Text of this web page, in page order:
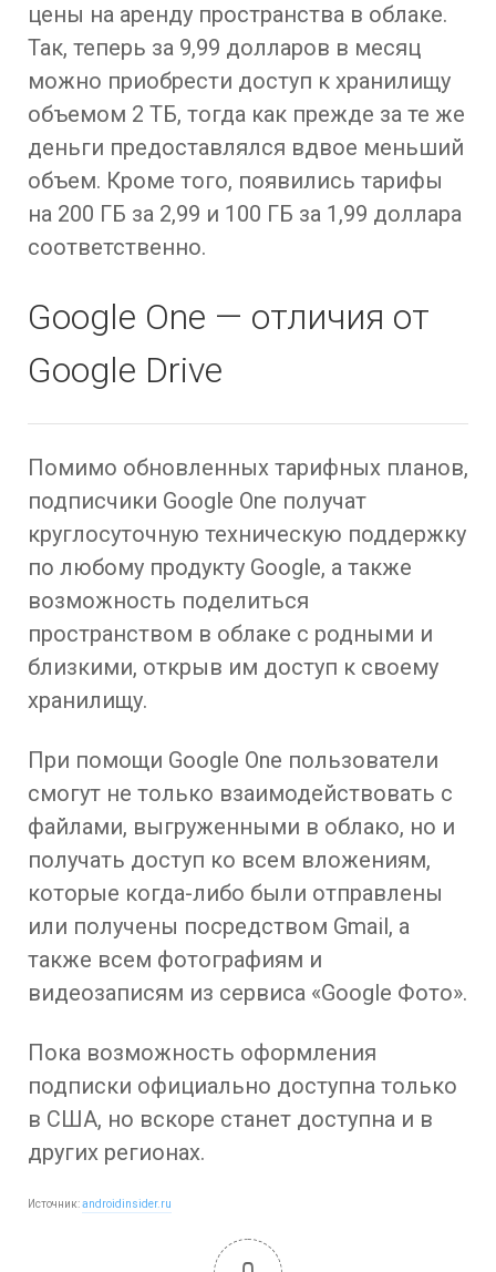
цены на аренду пространства в облаке.
Так, теперь за 9,99 долларов в месяц
можно приобрести доступ к хранилищу
объемом 2 ТБ, тогда как прежде за те же
деньги предоставлялся вдвое меньший
объем. Кроме того, появились тарифы
на 200 ГБ за 2,99 и 100 ГБ за 1,99 доллара
соответственно.
Google One — отличия от
Google Drive
Помимо обновленных тарифных планов,
подписчики Google One получат
круглосуточную техническую поддержку
по любому продукту Google, а также
возможность поделиться
пространством в облаке с родными и
близкими, открыв им доступ к своему
хранилищу.
При помощи Google One пользователи
смогут не только взаимодействовать с
файлами, выгруженными в облако, но и
получать доступ ко всем вложениям,
которые когда-либо были отправлены
или получены посредством Gmail, а
также всем фотографиям и
видеозаписям из сервиса «Google Фото».
Пока возможность оформления
подписки официально доступна только
в США, но вскоре станет доступна и в
других регионах.
Источник:androidinsider.ru